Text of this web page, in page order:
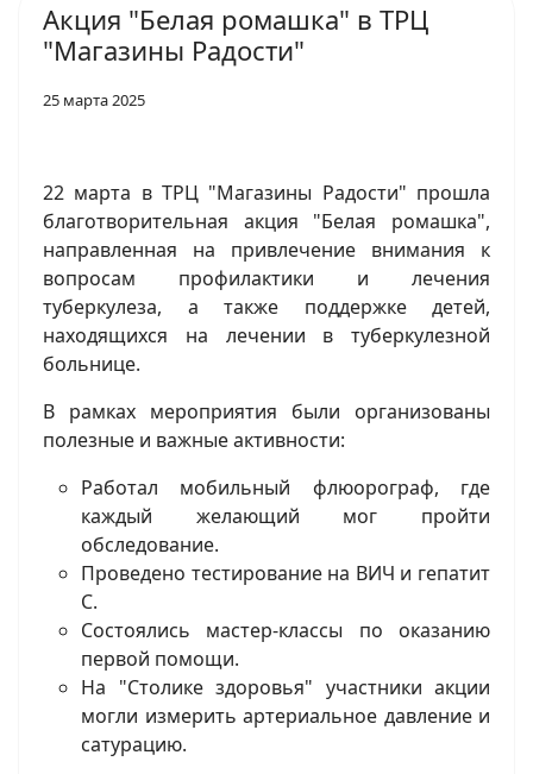
Акция "Белая ромашка" в ТРЦ
"Магазины Радости"
25 марта 2025
22 марта в ТРЦ "Магазины Радости" прошла
благотворительная акция "Белая ромашка",
направленная на привлечение внимания к
вопросам профилактики и лечения
туберкулеза, а также поддержке детей,
находящихся на лечении в туберкулезной
больнице.
В рамках мероприятия были организованы
полезные и важные активности:
Работал мобильный флюорограф, где
каждый желающий мог пройти
обследование.
Проведено тестирование на ВИЧ и гепатит
С.
Состоялись мастер-классы по оказанию
первой помощи.
На "Столике здоровья" участники акции
могли измерить артериальное давление и
сатурацию.